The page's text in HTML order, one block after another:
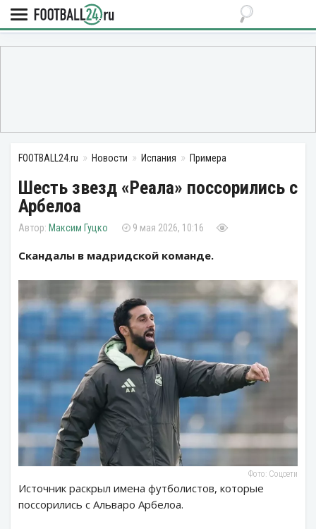
FOOTBALL24.ru Новости Испания Примера
Шесть звезд «Реала» поссорились с
Арбелоа
Максим Гуцко 9 мая 2026, 10:16
Скандалы в мадридской команде.
Фото: Соцсети
Источник раскрыл имена футболистов, которые
поссорились с Альваро Арбелоа.